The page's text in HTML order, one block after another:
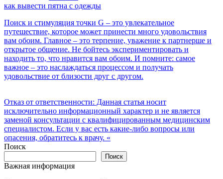
Навигация
по
записям
как вывести пятна с одежды
Поиск и стимуляция точки G – это увлекательное
путешествие, которое может принести много удовольствия
вам обоим. Главное – это терпение, уважение к партнерше и
открытое общение. Не бойтесь экспериментировать и
находить то, что нравится вам обоим. И помните: самое
важное – это наслаждаться процессом и получать
удовольствие от близости друг с другом.
Отказ от ответственности: Данная статья носит
исключительно информационный характер и не является
заменой консультации с квалифицированным медицинским
специалистом. Если у вас есть какие-либо вопросы или
опасения, обратитесь к врачу. «
Поиск
Поиск
Важная информация